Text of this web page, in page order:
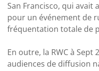
San Francisco, qui
pour un événement de
fréquentation totale de
En outre, la RWC à Sept
audiences de diffusion